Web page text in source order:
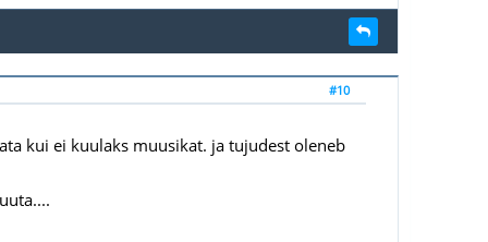
#10
kui ei kuulaks muusikat. ja tujudest oleneb